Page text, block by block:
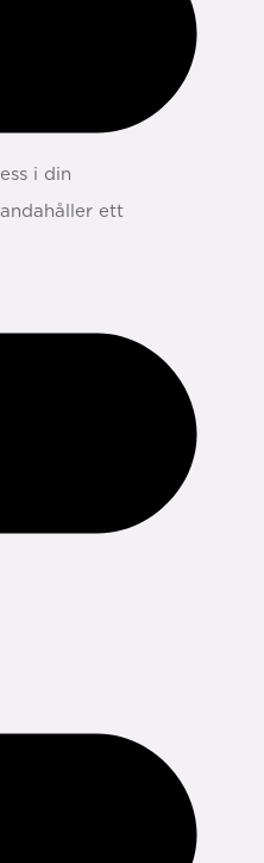
i din
ett